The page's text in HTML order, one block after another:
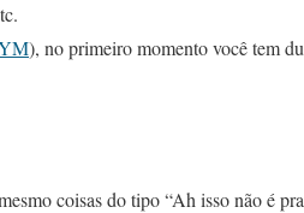
), no primeiro momento você tem
coisas do tipo “Ah isso não é